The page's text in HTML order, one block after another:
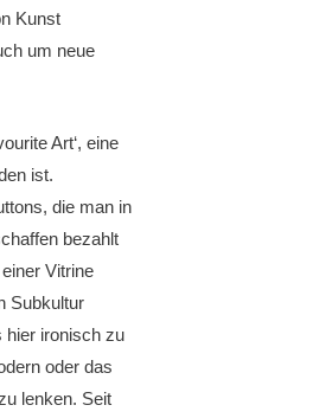
Kunst
um neue
Art‘, eine
ist.
die man in
bezahlt
Vitrine
Subkultur
hier ironisch zu
oder das
lenken. Seit